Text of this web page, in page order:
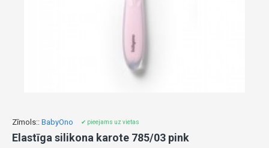
Zīmols:: BabyOno ✔ pieejams uz vietas
Elastīga silikona karote 785/03 pink